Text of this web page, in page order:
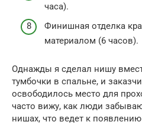
часа).
Финишная отделка
материалом (6 часов).
Однажды я сделал нишу
тумбочки в спальне, и
освободилось место для
часто вижу, как люди
нишах, что ведет к появлению